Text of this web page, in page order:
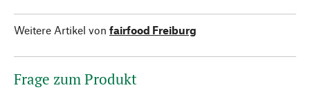
Weitere Artikel von fairfood Freiburg
Frage zum Produkt